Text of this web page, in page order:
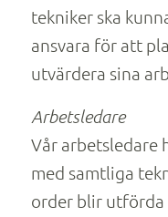
tekniker ska
ansvara för att
utvärdera sina
Arbetsledare
Vår arbetsledare
med samtliga
order blir